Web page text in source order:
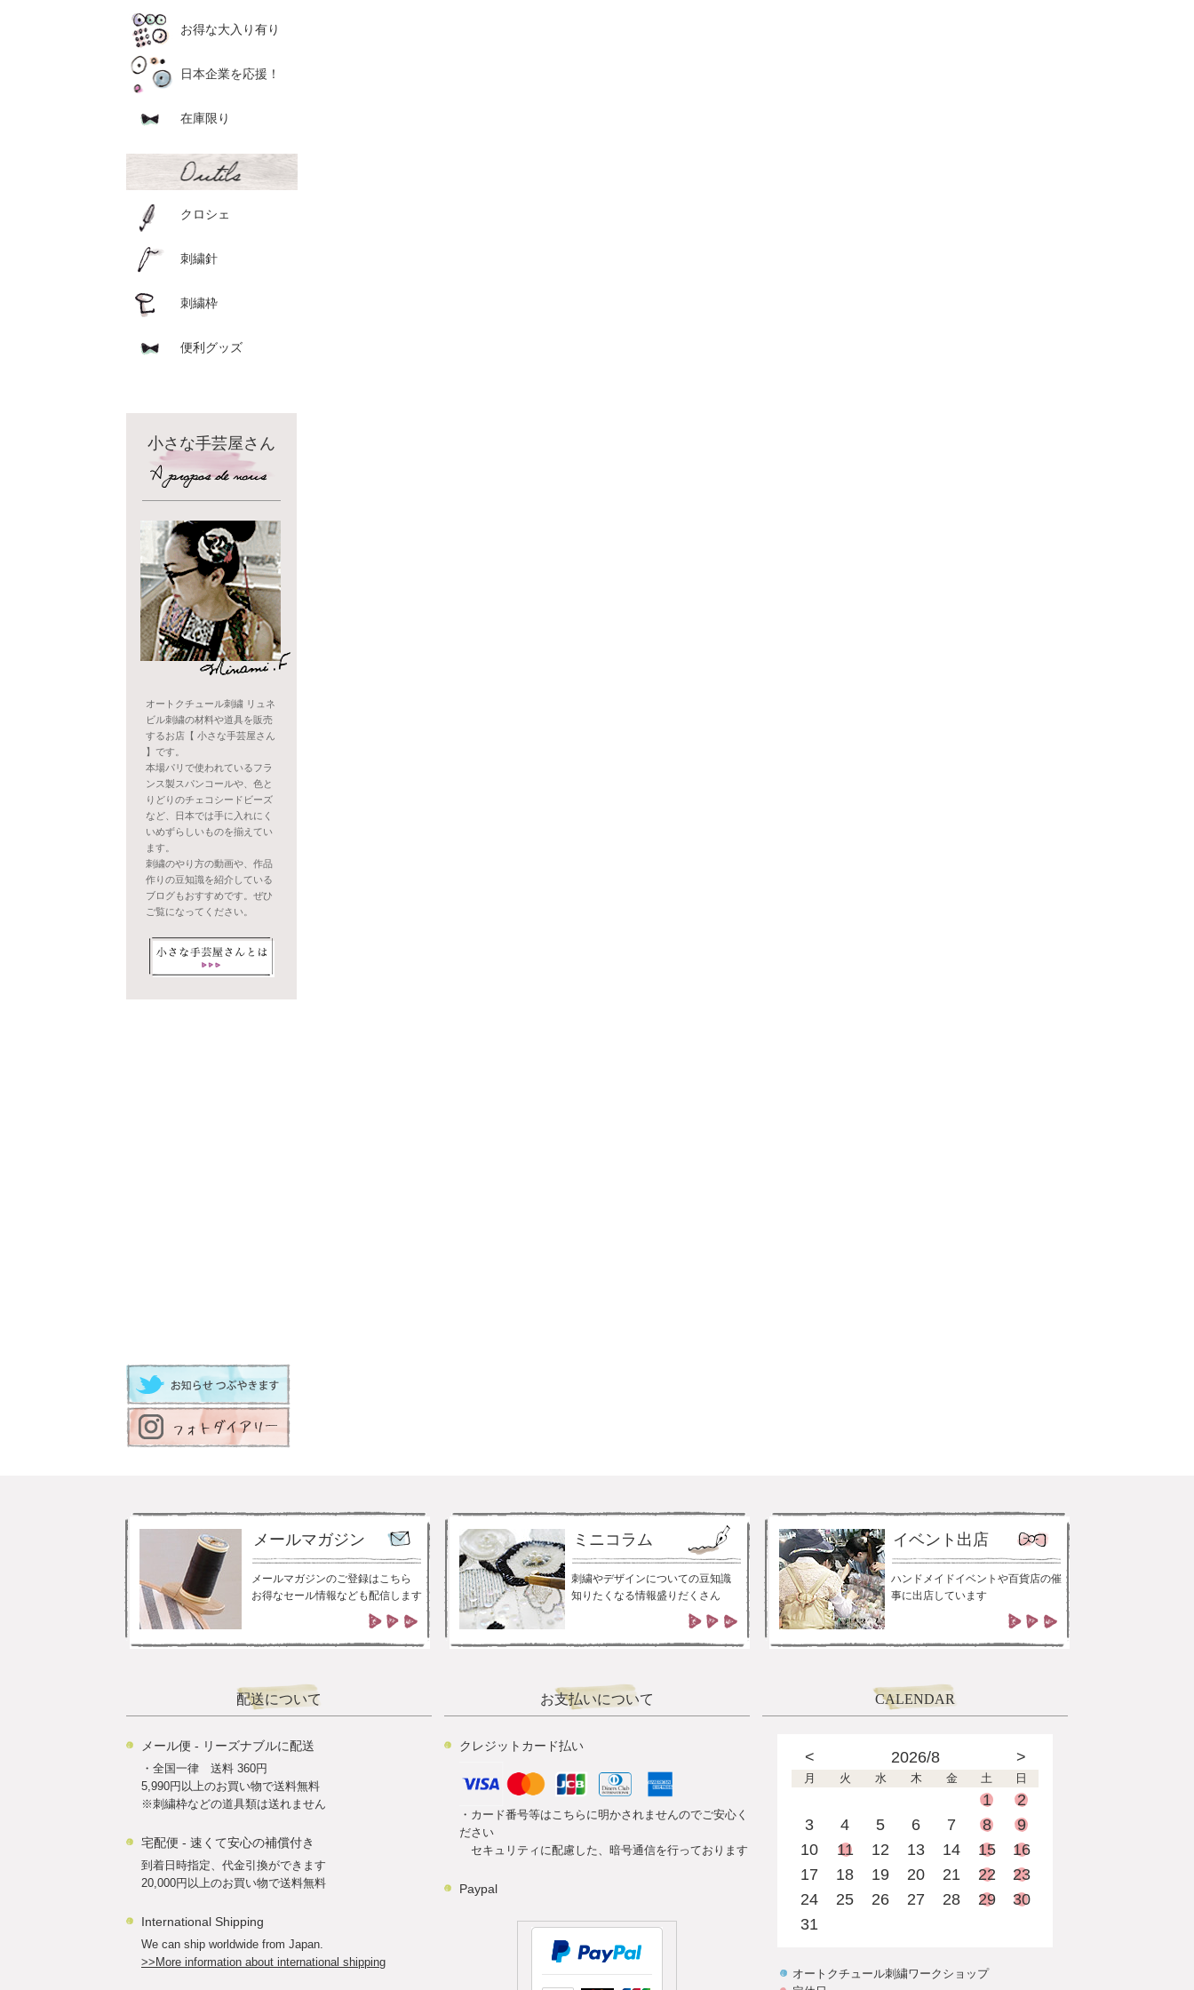
お得な大入り有り
日本企業を応援！
在庫限り
クロシェ
刺繍針
刺繍枠
便利グッズ
小さな手芸屋さん
オートクチュール刺繍 リュネ
ビル刺繍の材料や道具を販売
するお店【 小さな手芸屋さん
】です。
本場パリで使われているフラ
ンス製スパンコールや、色と
りどりのチェコシードビーズ
など、日本では手に入れにく
いめずらしいものを揃えてい
ます。
刺繍のやり方の動画や、作品
作りの豆知識を紹介している
ブログもおすすめです。ぜひ
ご覧になってください。
メールマガジン
メールマガジンのご登録はこちら
お得なセール情報なども配信します
ミニコラム
刺繍やデザインについての豆知識
知りたくなる情報盛りだくさん
イベント出店
ハンドメイドイベントや百貨店の催
事に出店しています
配送について
メール便 - リーズナブルに配送
・全国一律 送料 360円
5,990円以上のお買い物で送料無料
※刺繍枠などの道具類は送れません
宅配便 - 速くて安心の補償付き
到着日時指定、代金引換ができます
20,000円以上のお買い物で送料無料
International Shipping
We can ship worldwide from Japan.
>>More information about international shipping
お支払いについて
クレジットカード払い
・カード番号等はこちらに明かされませんのでご安心く
ださい
セキュリティに配慮した、暗号通信を行っております
Paypal
CALENDAR
< 2026/8 >
月 火 水 木 金 土 日
1
2
3
4 5 6 7 8
9
10
11 12 13 14 15
16
17
18 19 20 21 22
23
24
25 26 27 28 29
30
31
オートクチュール刺繍ワークショップ